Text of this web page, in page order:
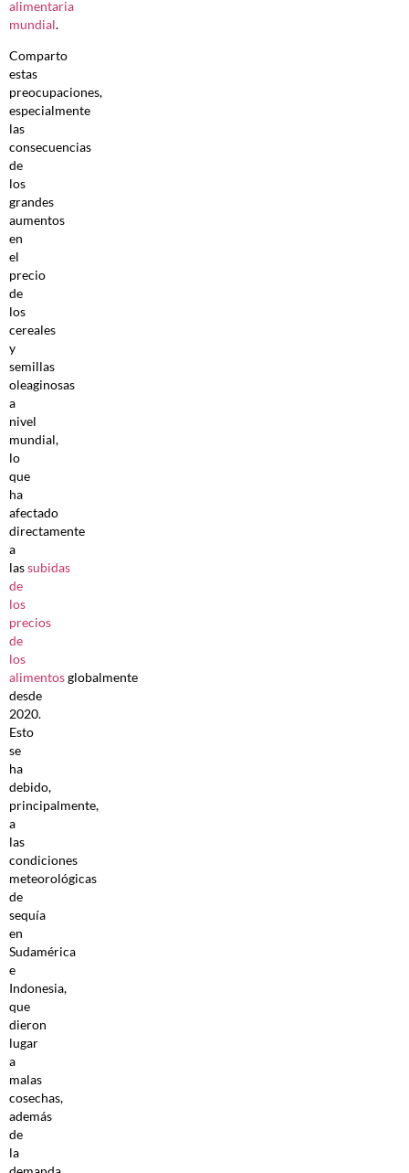
alimentaria
mundial.
Comparto
estas
preocupaciones,
especialmente
las
consecuencias
de
los
grandes
aumentos
en
el
precio
de
los
cereales
y
semillas
oleaginosas
a
nivel
mundial,
lo
que
ha
afectado
directamente
a
lassubidas
de
los
precios
de
los
alimentosglobalmente
desde
2020.
Esto
se
ha
debido,
principalmente,
a
las
condiciones
meteorológicas
de
sequía
en
Sudamérica
e
Indonesia,
que
dieron
lugar
a
malas
cosechas,
además
de
la